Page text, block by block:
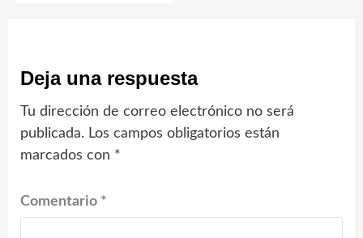
Deja una respuesta
Tu dirección de correo electrónico no será
publicada. Los campos obligatorios están
marcados con *
Comentario *